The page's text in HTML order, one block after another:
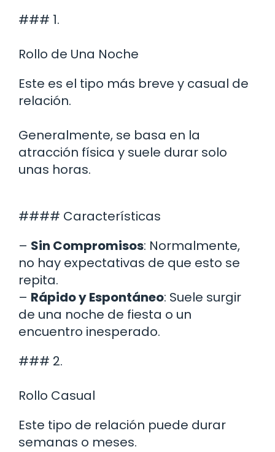
### 1.
Rollo de Una Noche
Este es el tipo más breve y casual de
relación.
Generalmente, se basa en la
atracción física y suele durar solo
unas horas.
#### Características
– Sin Compromisos: Normalmente,
no hay expectativas de que esto se
repita.
– Rápido y Espontáneo: Suele surgir
de una noche de fiesta o un
encuentro inesperado.
### 2.
Rollo Casual
Este tipo de relación puede durar
semanas o meses.